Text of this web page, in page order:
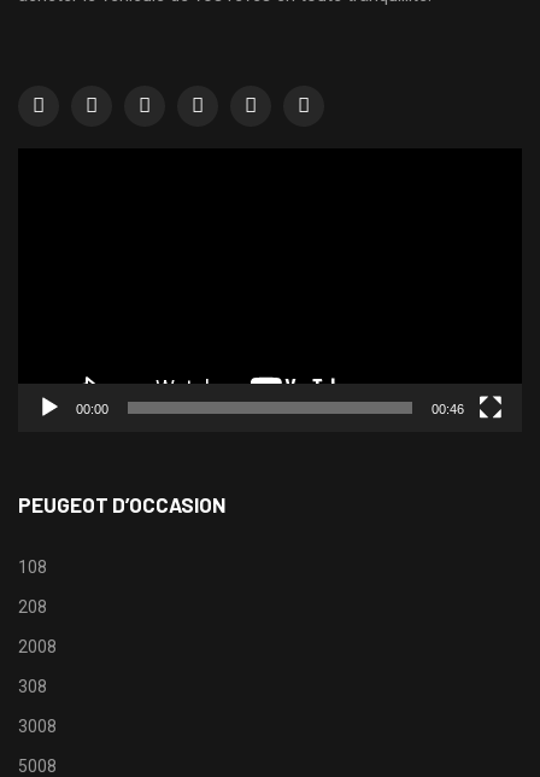
00:00 00:46
PEUGEOT D’OCCASION
108
208
2008
308
3008
5008